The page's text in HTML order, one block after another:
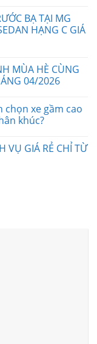
BẠ TẠI MG
HẠNG C GIÁ
MÙA HÈ CÙNG
04/2026
chọn xe gầm cao
khúc?
VỤ GIÁ RẺ CHỈ TỪ